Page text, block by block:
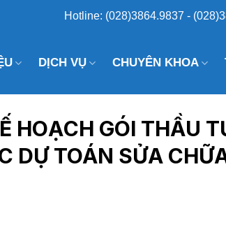
Hotline: (028)3864.9837 -
DỊCH VỤ CHUYÊN KHOA
HOẠCH GÓI THẦU
DỰ TOÁN SỬA